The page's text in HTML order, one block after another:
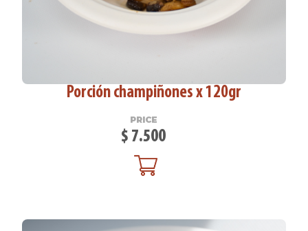
Porción champiñones x 120gr
PRICE
$ 7.500